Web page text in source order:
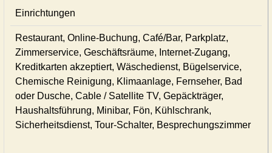
Einrichtungen
Restaurant, Online-Buchung, Café/Bar, Parkplatz,
Zimmerservice, Geschäftsräume, Internet-Zugang,
Kreditkarten akzeptiert, Wäschedienst, Bügelservice,
Chemische Reinigung, Klimaanlage, Fernseher, Bad
oder Dusche, Cable / Satellite TV, Gepäckträger,
Haushaltsführung, Minibar, Fön, Kühlschrank,
Sicherheitsdienst, Tour-Schalter, Besprechungszimmer